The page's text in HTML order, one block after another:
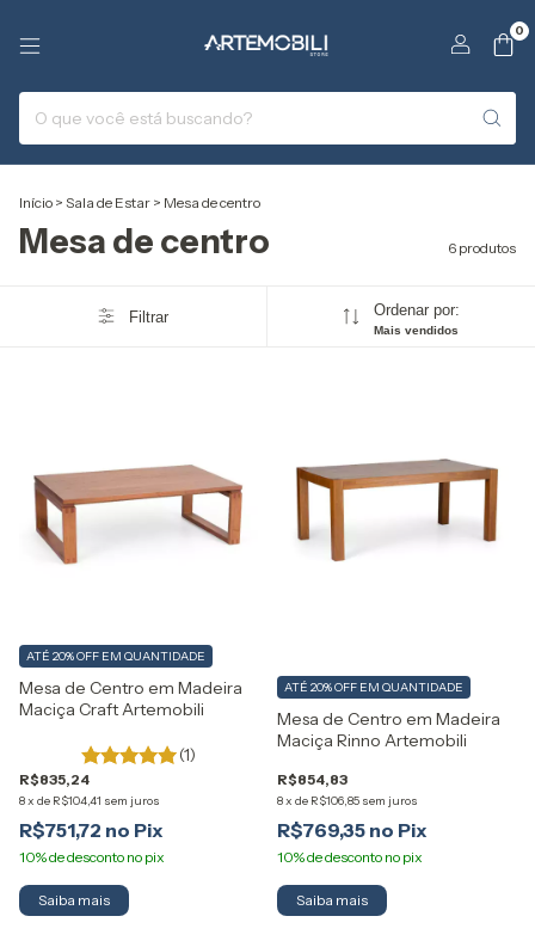
0
Início > Sala de Estar > Mesa de centro
Mesa de centro 6 produtos
Filtrar Ordenar por:
Mais vendidos
Mesa de Centro em Madeira
Maciça Craft Artemobili
(1)
R$835,24
8x de R$104,41 sem juros
ATÉ 20% OFF EM QUANTIDADE
R$751,72
Mesa de Centro em Madeira
Maciça Rinno Artemobili
R$854,83
8x de R$106,85 sem juros
ATÉ 20% OFF EM QUANTIDADE
R$769,35